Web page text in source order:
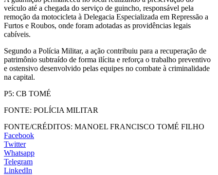
veículo até a chegada do serviço de guincho, responsável pela
remoção da motocicleta à Delegacia Especializada em Repressão a
Furtos e Roubos, onde foram adotadas as providências legais
cabíveis.
Segundo a Polícia Militar, a ação contribuiu para a recuperação de
patrimônio subtraído de forma ilícita e reforça o trabalho preventivo
e ostensivo desenvolvido pelas equipes no combate à criminalidade
na capital.
P5: CB TOMÉ
FONTE: POLÍCIA MILITAR
FONTE/CRÉDITOS: MANOEL FRANCISCO TOMÉ FILHO
Facebook
Twitter
Whatsapp
Telegram
LinkedIn